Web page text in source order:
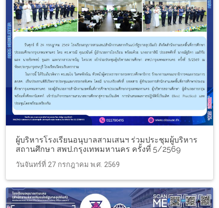
ผู้บริหารโรงเรียนอนุบาลสามเสนฯ ร่วมประชุมผู้บริหาร
สถานศึกษา สพป.กรุงเทพมหานคร ครั้งที่ 5/2569
วันจันทร์ที่ 27 กรกฎาคม พ.ศ. 2569